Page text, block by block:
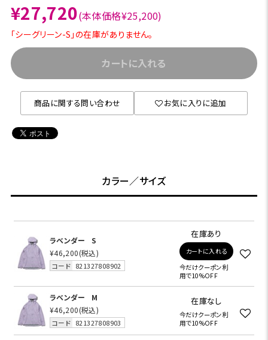
¥27,720(本体価格¥25,200)
「シーグリーン-S」の在庫がありません。
カートに入れる
商品に関する問い合わせ お気に入りに追加
カラー／サイズ
ラベンダー
S
¥46,200(税込)
コード 821327808902
在庫あり
カートに入れる
今だけクーポン利
用で10%OFF
ラベンダー
M
¥46,200(税込)
コード 821327808903
在庫なし
今だけクーポン利
用で10%OFF